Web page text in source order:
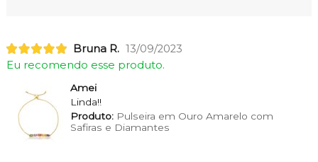
Bruna R. 13/09/2023
Eu recomendo esse produto.
Amei
Linda!!
Produto:Pulseira em Ouro Amarelo com
Safiras e Diamantes